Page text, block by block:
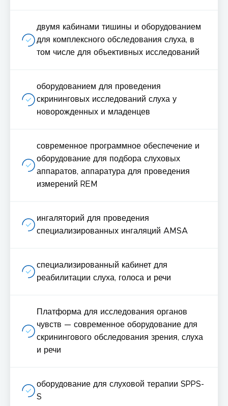
двумя кабинами тишины и оборудованием
для комплексного обследования слуха, в
том числе для объективных исследований
оборудованием для проведения
скрининговых исследований слуха у
новорожденных и младенцев
современное программное обеспечение и
оборудование для подбора слуховых
аппаратов, аппаратура для проведения
измерений REM
ингаляторий для проведения
специализированных ингаляций AMSA
специализированный кабинет для
реабилитации слуха, голоса и речи
Платформа для исследования органов
чувств — современное оборудование для
скринингового обследования зрения, слуха
и речи
оборудование для слуховой терапии SPPS-
S